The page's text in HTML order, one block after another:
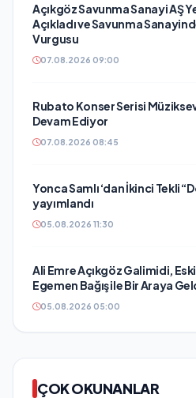
Açıkgöz Savunma Sanayi AŞ
Açıkladı ve Savunma
Vurgusu
07.08.2026 09:00
Rubato Konser Serisi
Devam Ediyor
07.08.2026 08:45
Yonca Samlı ‘dan İkinci Tekli
yayımlandı
05.08.2026 11:30
Ali Emre Açıkgöz Galimidi,
Egemen Bağış ile Bir Araya
05.08.2026 05:00
ÇOK OKUNANLAR